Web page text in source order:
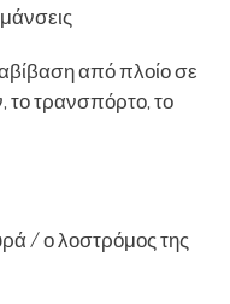
από πλοίο σε
το τρανσπόρτο, το
/ ο λοστρόμος της